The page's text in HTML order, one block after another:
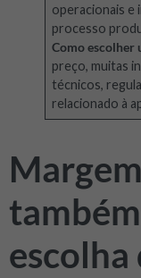
operacionais e
processo
Como escolher
preço, muitas
técnicos,
relacionado à